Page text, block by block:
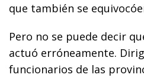
que también se
Pero no se puede decir
actuó erróneamente.
funcionarios de las